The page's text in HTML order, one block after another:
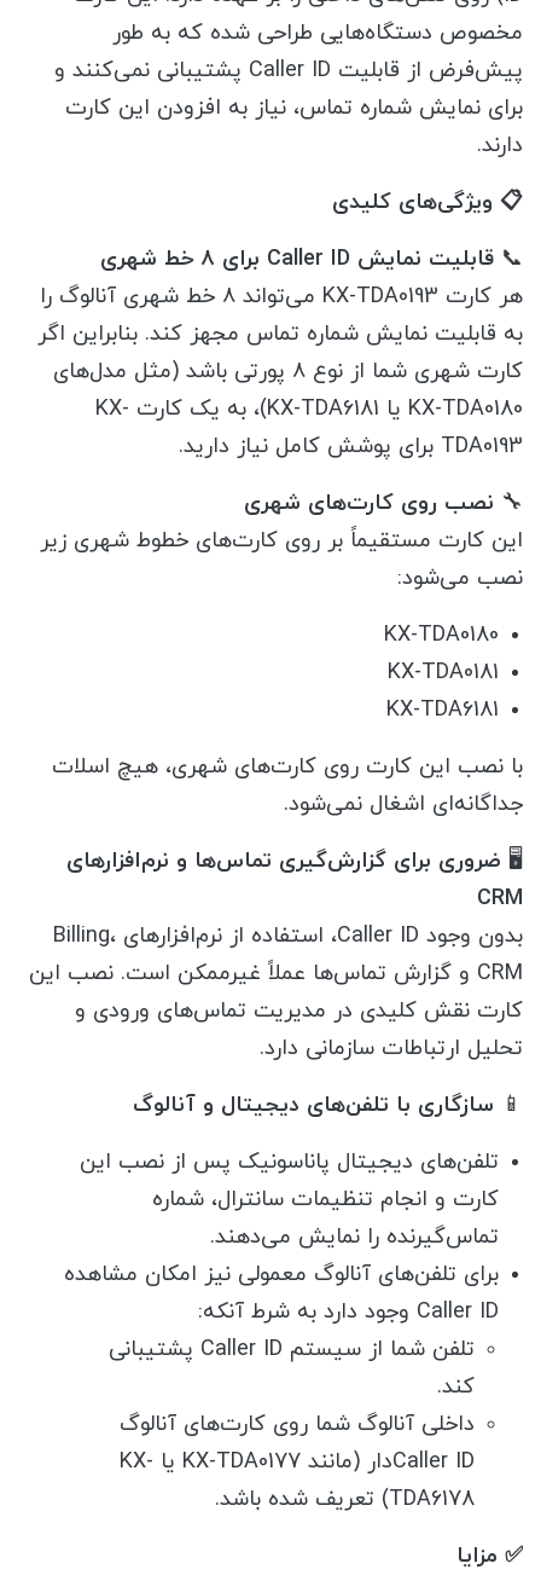
مخصوص دستگاه‌هایی طراحی شده که به طور
پیش‌فرض از قابلیت Caller ID پشتیبانی نمی‌کنند و
برای نمایش شماره تماس، نیاز به افزودن این کارت
دارند.
📋 ویژگی‌های کلیدی
📞 قابلیت نمایش Caller ID برای ۸ خط شهری
هر کارت KX-TDA0193 می‌تواند ۸ خط شهری آنالوگ را
به قابلیت نمایش شماره تماس مجهز کند. بنابراین اگر
کارت شهری شما از نوع ۸ پورتی باشد (مثل مدل‌های
KX-TDA0180 یا KX-TDA6181)، به یک کارت KX-
TDA0193 برای پوشش کامل نیاز دارید.
🔧 نصب روی کارت‌های شهری
این کارت مستقیماً بر روی کارت‌های خطوط شهری زیر
نصب می‌شود:
KX-TDA0180
KX-TDA0181
KX-TDA6181
با نصب این کارت روی کارت‌های شهری، هیچ اسلات
جداگانه‌ای اشغال نمی‌شود.
🖥 ضروری برای گزارش‌گیری تماس‌ها و نرم‌افزارهای
CRM
بدون وجود Caller ID، استفاده از نرم‌افزارهای Billing،
CRM و گزارش تماس‌ها عملاً غیرممکن است. نصب این
کارت نقش کلیدی در مدیریت تماس‌های ورودی و
تحلیل ارتباطات سازمانی دارد.
📱 سازگاری با تلفن‌های دیجیتال و آنالوگ
تلفن‌های دیجیتال پاناسونیک پس از نصب این
کارت و انجام تنظیمات سانترال، شماره
تماس‌گیرنده را نمایش می‌دهند.
برای تلفن‌های آنالوگ معمولی نیز امکان مشاهده
Caller ID وجود دارد به شرط آنکه:
تلفن شما از سیستم Caller ID پشتیبانی
کند.
داخلی آنالوگ شما روی کارت‌های آنالوگ
Caller IDدار (مانند KX-TDA0177 یا KX-
TDA6178) تعریف شده باشد.
✅ مزایا